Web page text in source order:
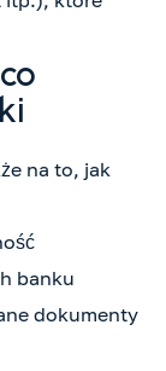
na to, jak
banku
dokumenty